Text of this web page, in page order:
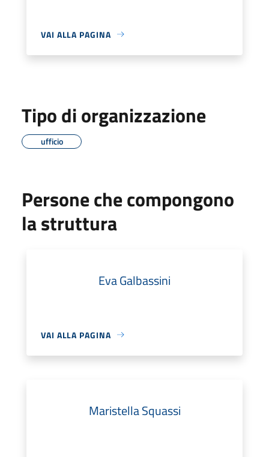
VAI ALLA PAGINA
Tipo di organizzazione
ufficio
Persone che compongono
la struttura
Eva Galbassini
VAI ALLA PAGINA
Maristella Squassi